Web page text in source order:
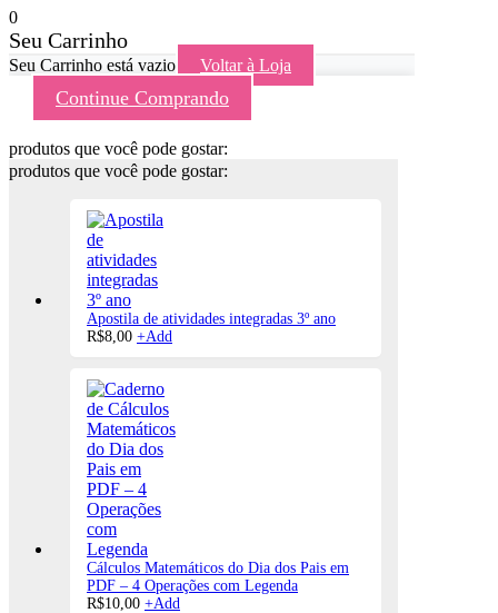
0
Seu Carrinho
Seu Carrinho está vazio Voltar à Loja
Continue Comprando
produtos que você pode gostar:
produtos que você pode gostar:
Apostila de atividades integradas 3º ano
R$8,00 +Add
Cálculos Matemáticos do Dia dos Pais em
PDF – 4 Operações com Legenda
R$10,00 +Add